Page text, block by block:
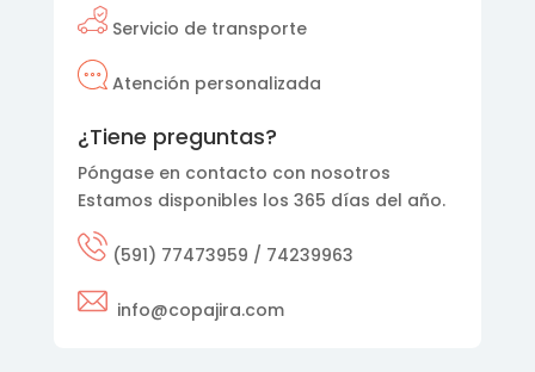
Servicio de transporte
Atención personalizada
¿Tiene preguntas?
Póngase en contacto con nosotros
Estamos disponibles los 365 días del año.
(591) 77473959 / 74239963
info@copajira.com